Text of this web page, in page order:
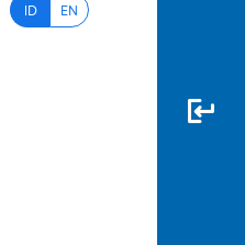
ID EN